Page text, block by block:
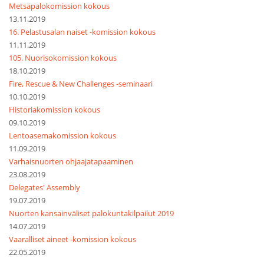
Metsäpalokomission kokous
13.11.2019
16. Pelastusalan naiset -komission kokous
11.11.2019
105. Nuorisokomission kokous
18.10.2019
Fire, Rescue & New Challenges -seminaari
10.10.2019
Historiakomission kokous
09.10.2019
Lentoasemakomission kokous
11.09.2019
Varhaisnuorten ohjaajatapaaminen
23.08.2019
Delegates' Assembly
19.07.2019
Nuorten kansainväliset palokuntakilpailut 2019
14.07.2019
Vaaralliset aineet -komission kokous
22.05.2019